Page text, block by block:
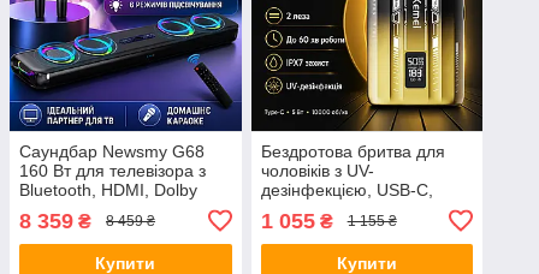
Саундбар Newsmy G68
160 Вт для телевізора з
Bluetooth, HDMI, Dolby
підтримкою мікрофона
8 359 ₴ 8 459 ₴
Купити
Бездротова бритва для
чоловіків з UV-
дезінфекцією, USB-C,
Kemei KM-T418, Градієнт /
Шейвер / Акумуляторна
чоловіча електробритва
1 055₴ 1 155 ₴
Купити